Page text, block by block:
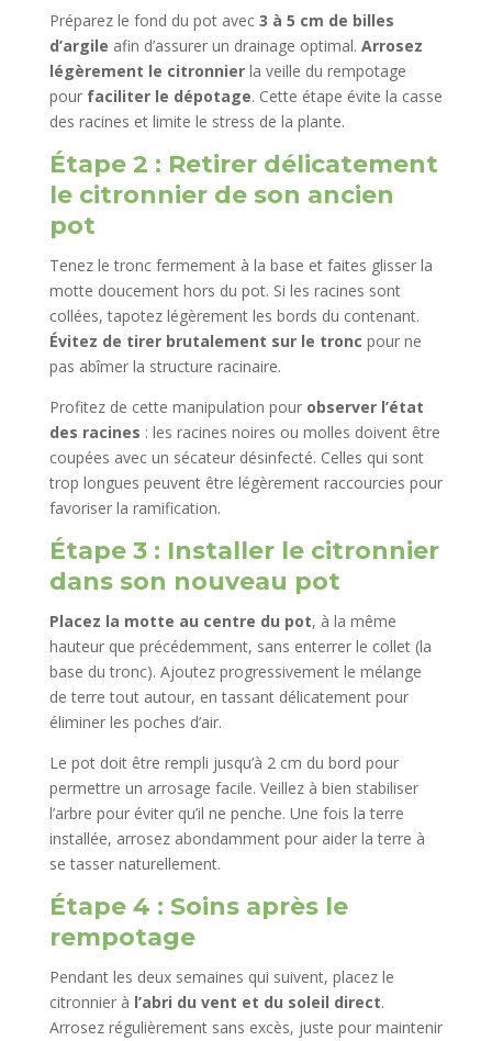
Préparez le fond du pot avec 3 à 5 cm de billes
d’argile afin d’assurer un drainage optimal. Arrosez
légèrement le citronnierla veille du rempotage
pour faciliter le dépotage. Cette étape évite la casse
des racines et limite le stress de la plante.
Étape 2 : Retirer délicatement
le citronnier de son ancien
pot
Tenez le tronc fermement à la base et faites glisser la
motte doucement hors du pot. Si les racines sont
collées, tapotez légèrement les bords du contenant.
Évitez de tirer brutalement sur le tronc pour ne
pas abîmer la structure racinaire.
Profitez de cette manipulation pour observer l’état
des racines : les racines noires ou molles doivent être
coupées avec un sécateur désinfecté. Celles qui sont
trop longues peuvent être légèrement raccourcies pour
favoriser la ramification.
Étape 3 : Installer le citronnier
dans son nouveau pot
Placez la motte au centre du pot, à la même
hauteur que précédemment, sans enterrer le collet (la
base du tronc). Ajoutez progressivement le mélange
de terre tout autour, en tassant délicatement pour
éliminer les poches d’air.
Le pot doit être rempli jusqu’à 2 cm du bord pour
permettre un arrosage facile. Veillez à bien stabiliser
l’arbre pour éviter qu’il ne penche. Une fois la terre
installée, arrosez abondamment pour aider la terre à
se tasser naturellement.
Étape 4 : Soins après le
rempotage
Pendant les deux semaines qui suivent, placez le
citronnier à l’abri du vent et du soleil direct.
Arrosez régulièrement sans excès, juste pour maintenir